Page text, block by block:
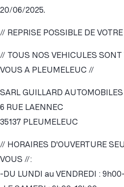
20/06/2025.
// REPRISE POSSIBLE DE
// TOUS NOS VEHICULES
VOUS A PLEUMELEUC //
SARL GUILLARD AUTOMOBILES
6 RUE LAENNEC
35137 PLEUMELEUC
// HORAIRES D'OUVERTURE
VOUS //:
-DU LUNDI au VENDREDI :